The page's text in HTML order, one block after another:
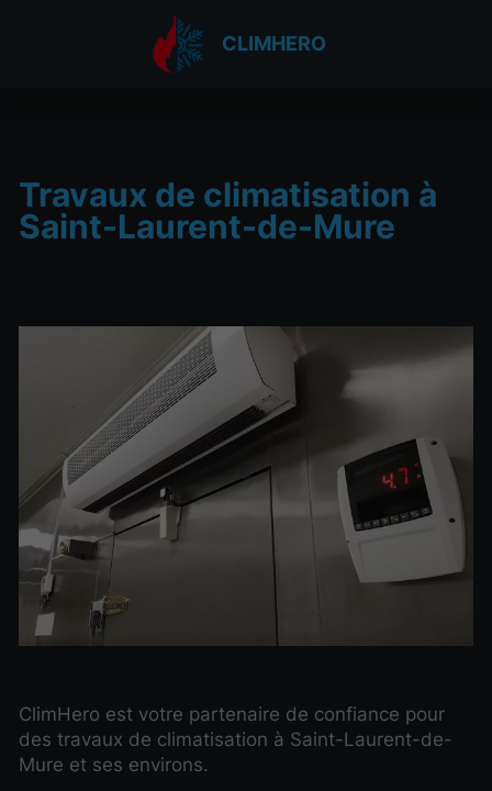
CLIMHERO
Travaux de climatisation à
Saint-Laurent-de-Mure
ClimHero est votre partenaire de confiance pour
des travaux de climatisation à Saint-Laurent-de-
Mure et ses environs.